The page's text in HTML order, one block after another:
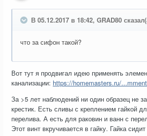
В 05.12.2017 в 18:42, GRAD80
что за сифон такой?
Вот тут я продвигал идею применять
канализации: https://homemasters.ru/
За >5 лет наблюдений ни один образец не
крестик. Есть сливы с креплением гайкой
перелива. А есть для раковин и ванн с
Этот винт вкручивается в гайку. Гайка